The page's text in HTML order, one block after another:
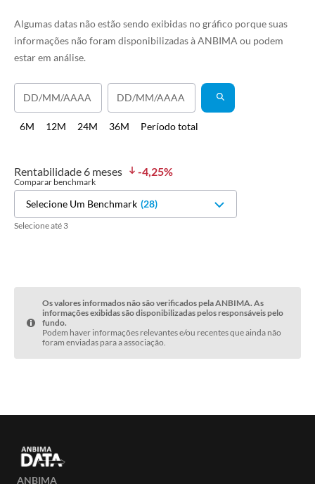
Algumas datas não estão sendo exibidas no gráfico porque suas
informações não foram disponibilizadas à ANBIMA ou podem
estar em análise.
6M 12M 24M 36M Período total
Rentabilidade 6 meses -4,25%
Comparar benchmark
Selecione Um Benchmark (28)
Selecione até 3
Os valores informados não são verificados pela ANBIMA. As
informações exibidas são disponibilizadas pelos responsáveis pelo
fundo.
Podem haver informações relevantes e/ou recentes que ainda não
foram enviadas para a associação.
ANBIMA